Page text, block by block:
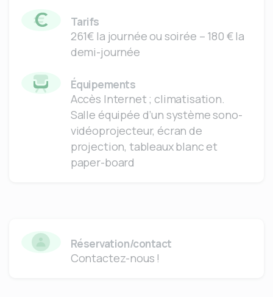
Tarifs
261€ la journée ou soirée – 180 € la
demi-journée
Équipements
Accès Internet ; climatisation.
Salle équipée d’un système sono-
vidéoprojecteur, écran de
projection, tableaux blanc et
paper-board
Réservation/contact
Contactez-nous !